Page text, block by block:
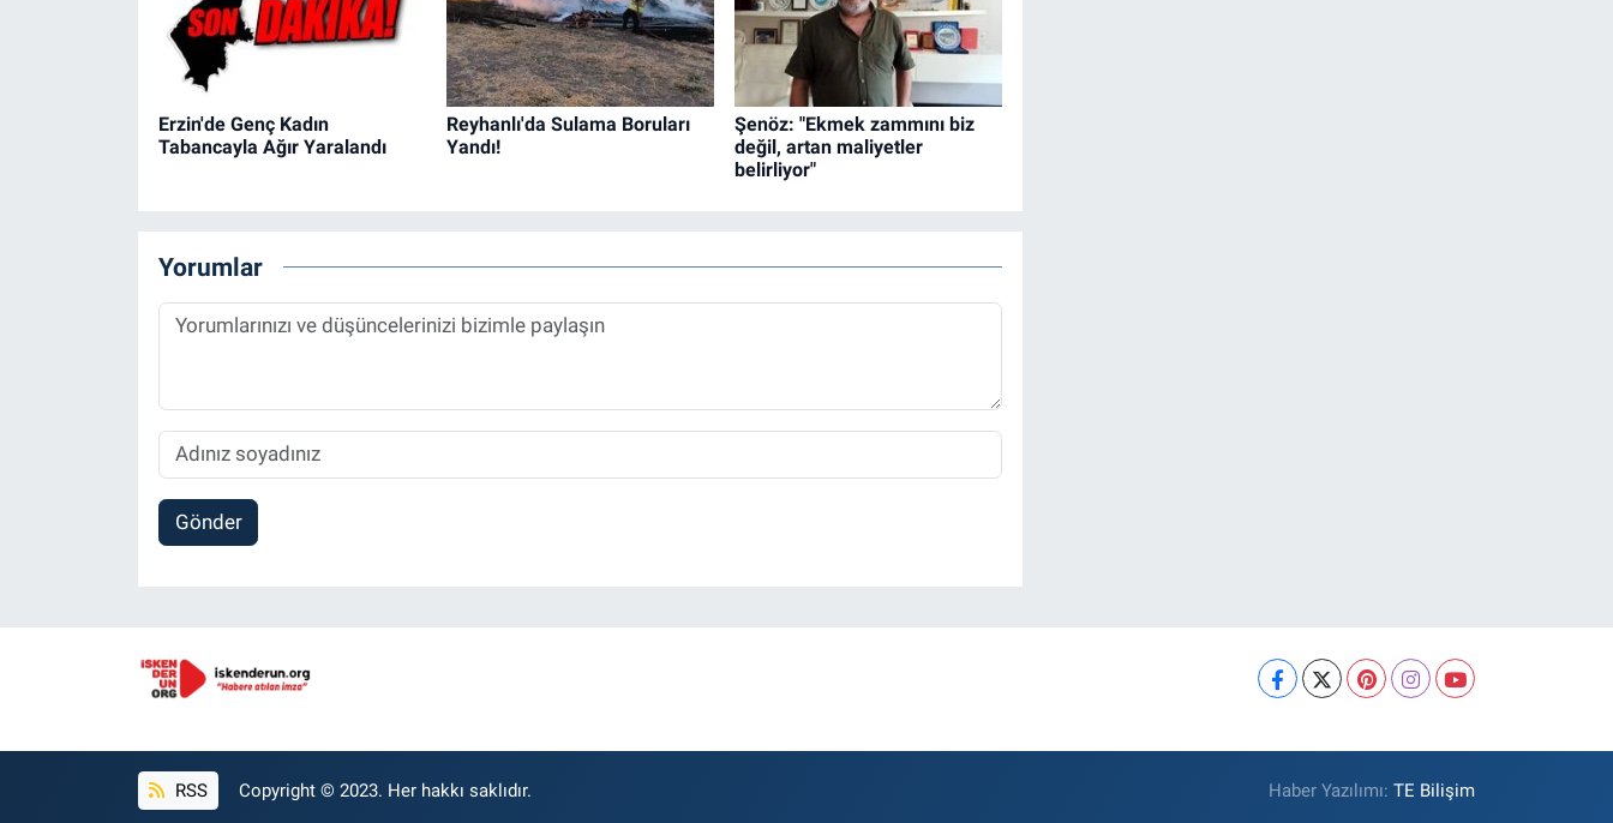
Erzin'de Genç Kadın
Tabancayla Ağır Yaralandı
Reyhanlı'da Sulama Boruları
Yandı!
Şenöz: "Ekmek zammını biz
değil, artan maliyetler
belirliyor"
Yorumlar
Gönder
RSS Copyright © 2023. Her hakkı saklıdır. Haber Yazılımı:TE Bilişim